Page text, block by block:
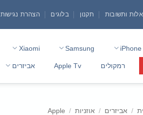
ותשובות תקנון בלוגים הצהרת נגישות
iPhone
Samsung
Xiaomi
רמקולים Apple Tv אביזרים
/ אביזרים / אוזניות /
Apple